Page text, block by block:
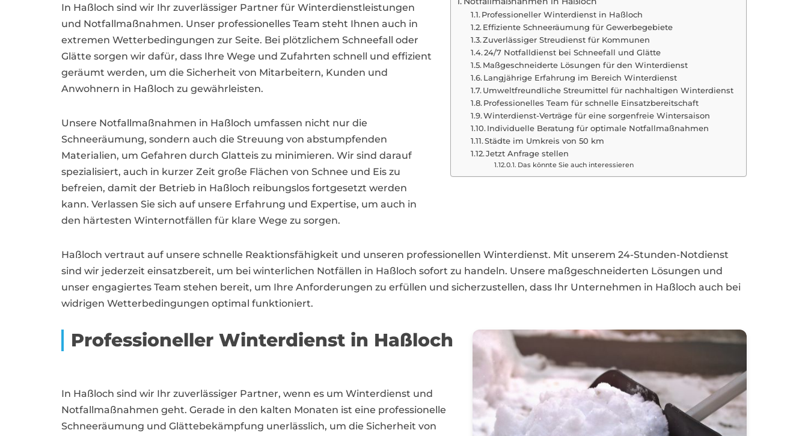
Professioneller Winterdienst in Haßloch
Effiziente Schneeräumung für Gewerbegebiete
Zuverlässiger Streudienst für Kommunen
24/7 Notfalldienst bei Schneefall und Glätte
Maßgeschneiderte Lösungen für den Winterdienst
Langjährige Erfahrung im Bereich Winterdienst
Umweltfreundliche Streumittel für nachhaltigen Winterdienst
Professionelles Team für schnelle Einsatzbereitschaft
Winterdienst-Verträge für eine sorgenfreie Wintersaison
Individuelle Beratung für optimale Notfallmaßnahmen
Städte im Umkreis von 50 km
Jetzt Anfrage stellen
Das könnte Sie auch interessieren
In Haßloch sind wir Ihr zuverlässiger Partner für Winterdienstleistungen
und Notfallmaßnahmen. Unser professionelles Team steht Ihnen auch in
extremen Wetterbedingungen zur Seite. Bei plötzlichem Schneefall oder
Glätte sorgen wir dafür, dass Ihre Wege und Zufahrten schnell und effizient
geräumt werden, um die Sicherheit von Mitarbeitern, Kunden und
Anwohnern in Haßloch zu gewährleisten.
Unsere Notfallmaßnahmen in Haßloch umfassen nicht nur die
Schneeräumung, sondern auch die Streuung von abstumpfenden
Materialien, um Gefahren durch Glatteis zu minimieren. Wir sind darauf
spezialisiert, auch in kurzer Zeit große Flächen von Schnee und Eis zu
befreien, damit der Betrieb in Haßloch reibungslos fortgesetzt werden
kann. Verlassen Sie sich auf unsere Erfahrung und Expertise, um auch in
den härtesten Winternotfällen für klare Wege zu sorgen.
Haßloch vertraut auf unsere schnelle Reaktionsfähigkeit und unseren professionellen Winterdienst. Mit unserem 24-Stunden-Notdienst
sind wir jederzeit einsatzbereit, um bei winterlichen Notfällen in Haßloch sofort zu handeln. Unsere maßgeschneiderten Lösungen und
unser engagiertes Team stehen bereit, um Ihre Anforderungen zu erfüllen und sicherzustellen, dass Ihr Unternehmen in Haßloch auch bei
widrigen Wetterbedingungen optimal funktioniert.
Professioneller Winterdienst in Haßloch
In Haßloch sind wir Ihr zuverlässiger Partner, wenn es um Winterdienst und
Notfallmaßnahmen geht. Gerade in den kalten Monaten ist eine professionelle
Schneeräumung und Glättebekämpfung unerlässlich, um die Sicherheit von